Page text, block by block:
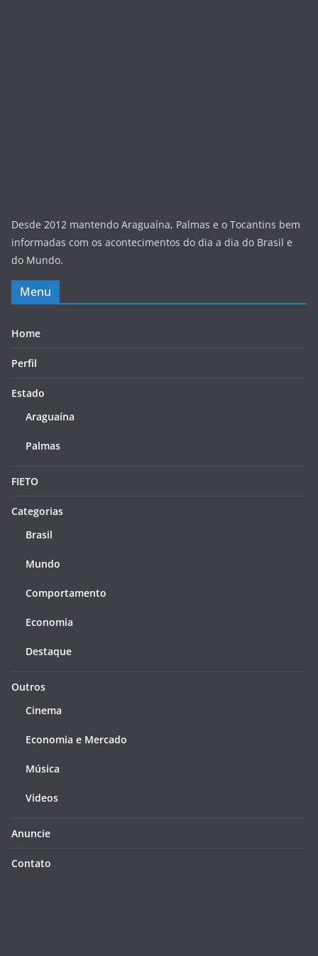
Desde 2012 mantendo Araguaína, Palmas e o Tocantins bem
informadas com os acontecimentos do dia a dia do Brasil e
do Mundo.
Menu
Home
Perfil
Estado
Araguaína
Palmas
FIETO
Categorias
Brasil
Mundo
Comportamento
Economia
Destaque
Outros
Cinema
Economia e Mercado
Música
Videos
Anuncie
Contato